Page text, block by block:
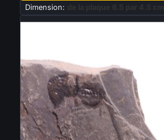
Dimension: de la plaque 6.5 par 4.5 cm
Nouveau